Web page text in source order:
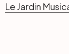
Le Jardin